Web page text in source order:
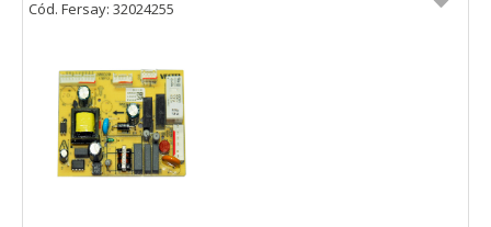
Cód. Fersay: 32024255